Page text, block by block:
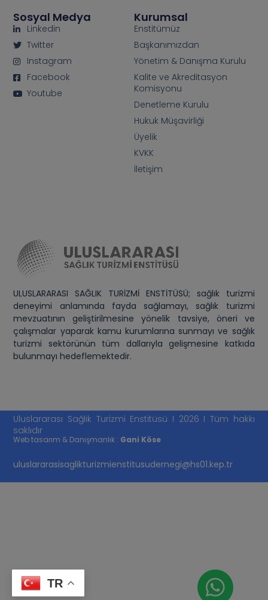
ULUSLARARASI SAĞLIK TURİZMİ ENSTİTÜSÜ; sağlık turizmi
deneyimi anlamında fayda sağlamayı, sağlık turizmi
mevzuatının geliştirilmesine yönelik tavsiye, öneri ve
çalışmalar yaparak kamu kurumlarına sunmayı ve sağlık
turizmi sektörünün tüm dallarıyla gelişmesine katkıda
bulunmayı hedeflemektedir.
Kurumsal
Enstitümüz
Başkanımızdan
Yönetim & Danışma Kurulu
Kalite ve Akreditasyon
Komisyonu
Denetleme Kurulu
Hukuk Müşavirliği
Üyelik
KVKK
İletişim
Sosyal Medya
Linkedin
Twitter
Instagram
Facebook
Youtube
Uluslararası Sağlık Turizmi Enstitüsü I 2026 I Tüm hakkı
saklıdır
Web tasarım & Danışmanlık : Gani Köse
uluslararasisaglikturizmienstitusudernegi@hs01.kep.tr
TR